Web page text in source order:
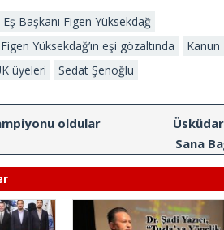
Eş Başkanı Figen Yüksekdağ
Yüksekdağ’ın eşi gözaltında
üyeleri Sedat Şenoğlu
oldular
Sana